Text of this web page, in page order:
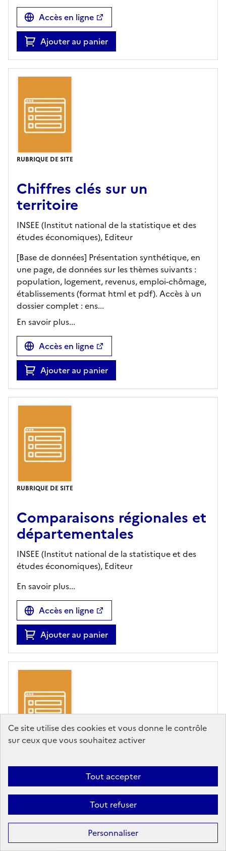
Ce site utilise des cookies et vous donne le contrôle
sur ceux que vous souhaitez activer
Tout accepter
Tout refuser
Personnaliser
Accès en ligne
Ajouter au panier
RUBRIQUE DE SITE
Chiffres clés sur un
territoire
INSEE (Institut national de la statistique et des
études économiques), Editeur
[Base de données] Présentation synthétique, en
une page, de données sur les thèmes suivants :
population, logement, revenus, emploi-chômage,
établissements (format html et pdf). Accès à un
dossier complet : ens...
En savoir plus...
Accès en ligne
Ajouter au panier
RUBRIQUE DE SITE
Comparaisons régionales et
départementales
INSEE (Institut national de la statistique et des
études économiques), Editeur
En savoir plus...
Accès en ligne
Ajouter au panier
Plan filles et maths : pour
que les jeunes filles
prennent toute leur place
dans les métiers de
l'ingénieur et du numérique